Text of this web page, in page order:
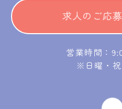
求人のご応
営業時間：
※日曜・祝